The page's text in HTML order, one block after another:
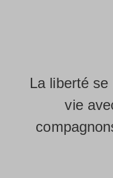
La liberté
vie